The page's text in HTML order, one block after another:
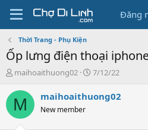
Đăng
Thời Trang - Phụ Kiện
Ốp lưng điện thoại
T
r
e
a
maihoaithuong02
N
à
7/12/22
M maihoaithuong02
New member